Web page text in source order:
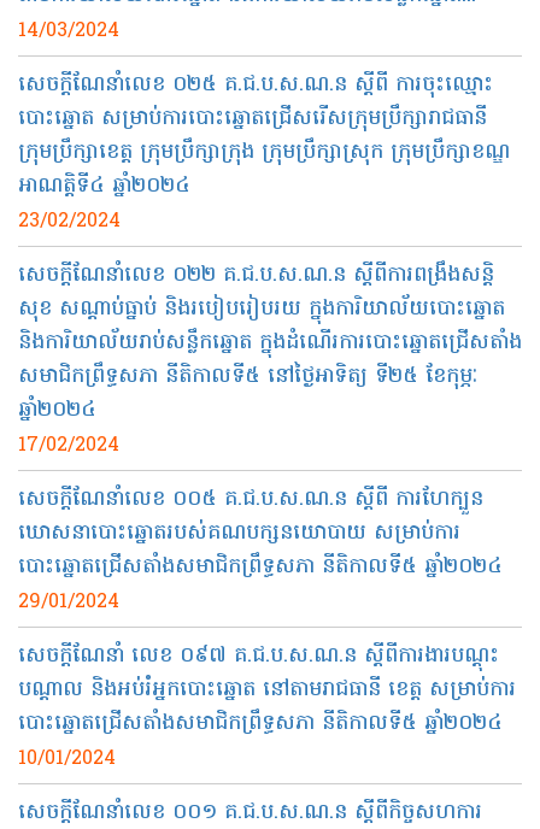
14/03/2024
សេចក្ដីណែនាំលេខ ០២៥ គ.ជ.ប.ស.ណ.ន ស្តីពី ការចុះឈ្មោះ
បោះឆ្នោត សម្រាប់ការបោះឆ្នោតជ្រើសរើសក្រុមប្រឹក្សារាជធានី
ក្រុមប្រឹក្សាខេត្ត ក្រុមប្រឹក្សាក្រុង ក្រុមប្រឹក្សាស្រុក ក្រុមប្រឹក្សាខណ្ឌ
អាណត្តិទី៤ ឆ្នាំ២០២៤
23/02/2024
សេចក្ដីណែនាំលេខ ០២២ គ.ជ.ប.ស.ណ.ន ស្តីពីការពង្រឹងសន្តិ
សុខ សណ្តាប់ធ្នាប់ និងរបៀបរៀបរយ ក្នុងការិយាល័យបោះឆ្នោត
និងការិយាល័យរាប់សន្លឹកឆ្នោត ក្នុងដំណើរការបោះឆ្នោតជ្រើសតាំង
សមាជិកព្រឹទ្ធសភា នីតិកាលទី៥ នៅថ្ងៃអាទិត្យ ទី២៥ ខែកុម្ភៈ
ឆ្នាំ២០២៤
17/02/2024
សេចក្តីណែនាំលេខ​ ០០៥ គ.ជ.ប.ស.ណ.ន ស្តីពី ការហែក្បួន
ឃោសនាបោះឆ្នោតរបស់គណបក្សនយោបាយ សម្រាប់ការ
បោះឆ្នោតជ្រើសតាំងសមាជិកព្រឹទ្ធសភា នីតិកាលទី៥ ឆ្នាំ២០២៤
29/01/2024
សេចក្តីណែនាំ លេខ ០៩៧ គ.ជ.ប.ស.ណ.ន ស្តីពីការងារបណ្តុះ
បណ្តាល និងអប់រំអ្នកបោះឆ្នោត នៅតាមរាជធានី ខេត្ត សម្រាប់ការ
បោះឆ្នោតជ្រើសតាំងសមាជិកព្រឹទ្ធសភា នីតិកាលទី៥ ឆ្នាំ២០២៤
10/01/2024
សេចក្តីណែនាំលេខ ០០១ គ.ជ.ប.ស.ណ.ន ស្តីពីកិច្ចសហការ